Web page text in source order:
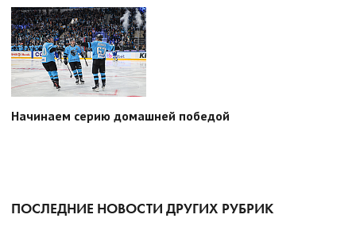
Начинаем серию домашней победой
ПОСЛЕДНИЕ НОВОСТИ ДРУГИХ РУБРИК